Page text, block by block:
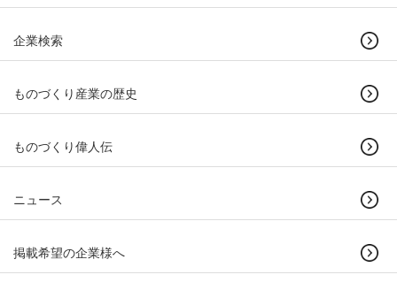
企業検索
ものづくり産業の歴史
ものづくり偉人伝
ニュース
掲載希望の企業様へ